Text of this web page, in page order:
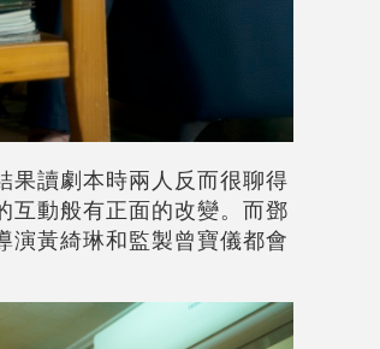
果讀劇本時兩人反而很聊得
互動般有正面的改變。而鄧
演黃綺琳和監製曾寶儀都會